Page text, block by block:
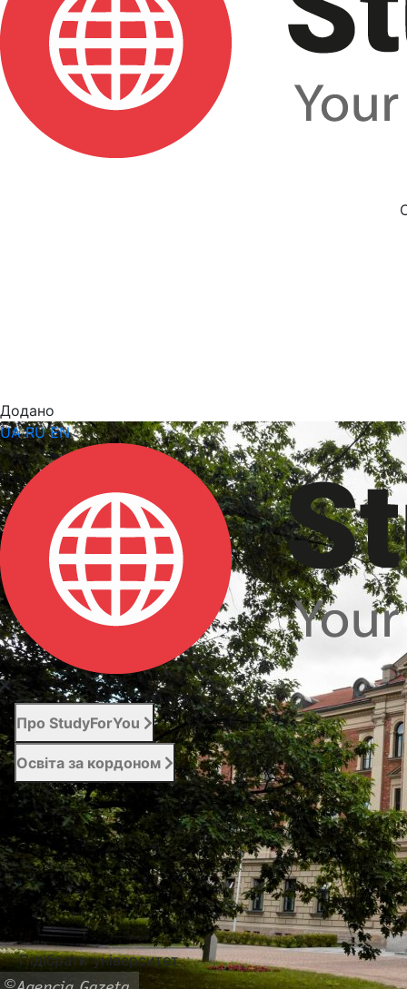
Додано
UA RU EN
Про StudyForYou
Освіта за кордоном
Абітурієнту
Послуги
Новини
Контакти
Підібрати університет